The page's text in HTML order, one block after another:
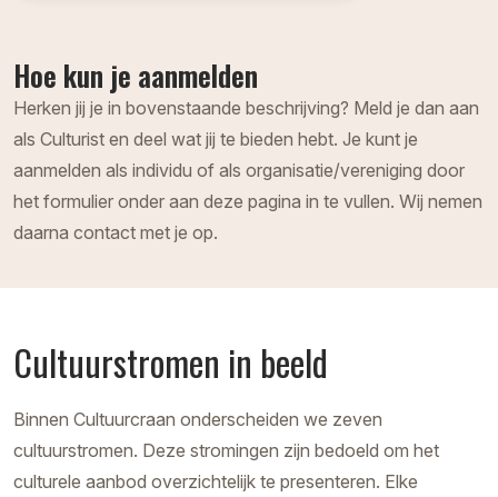
Hoe kun je aanmelden
Herken jij je in bovenstaande beschrijving? Meld je dan aan
als Culturist en deel wat jij te bieden hebt. Je kunt je
aanmelden als individu of als organisatie/vereniging door
het formulier onder aan deze pagina in te vullen. Wij nemen
daarna contact met je op.
Cultuurstromen in beeld
Binnen Cultuurcraan onderscheiden we zeven
cultuurstromen. Deze stromingen zijn bedoeld om het
culturele aanbod overzichtelijk te presenteren. Elke